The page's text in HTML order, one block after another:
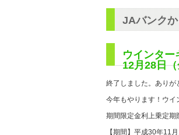
JAバンク
ウインタ
12月28日
終了しました。ありが
今年もやります！ウイ
期間限定金利上乗定期
【期間】平成30年11